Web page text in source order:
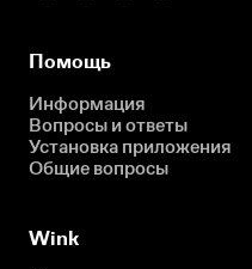
Помощь
Информация
Вопросы и ответы
Установка приложения
Общие вопросы
Wink